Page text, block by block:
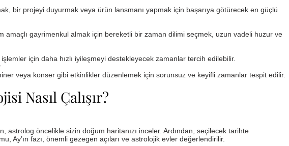
bir projeyi duyurmak veya ürün lansmanı yapmak için başarıya götürecek en güçlü
amaçlı gayrimenkul almak için bereketli bir zaman dilimi seçmek, uzun vadeli huzur ve
için daha hızlı iyileşmeyi destekleyecek zamanlar tercih edilebilir.
veya konser gibi etkinlikler düzenlemek için sorunsuz ve keyifli zamanlar tespit edilir.
Nasıl Çalışır?
astrolog öncelikle sizin doğum haritanızı inceler. Ardından, seçilecek tarihte
Ay’ın fazı, önemli gezegen açıları ve astrolojik evler değerlendirilir.